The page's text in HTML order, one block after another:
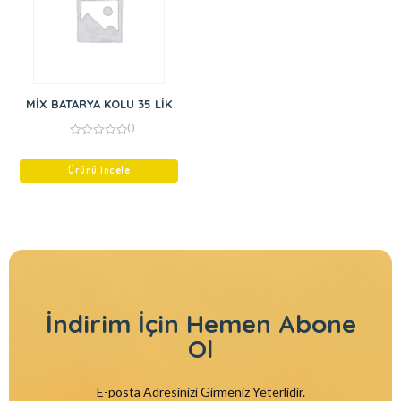
MİX BATARYA KOLU 35 LİK
of
0
Ürünü İncele
İndirim İçin Hemen Abone
Ol
E-posta Adresinizi Girmeniz Yeterlidir.